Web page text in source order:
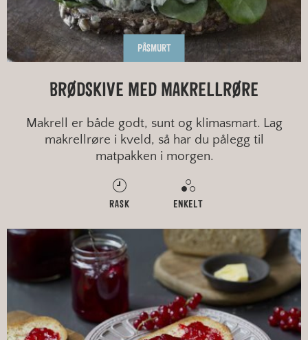
PÅSMURT
BRØDSKIVE MED MAKRELLRØRE
Makrell er både godt, sunt og klimasmart. Lag
makrellrøre i kveld, så har du pålegg til
matpakken i morgen.
RASK ENKELT